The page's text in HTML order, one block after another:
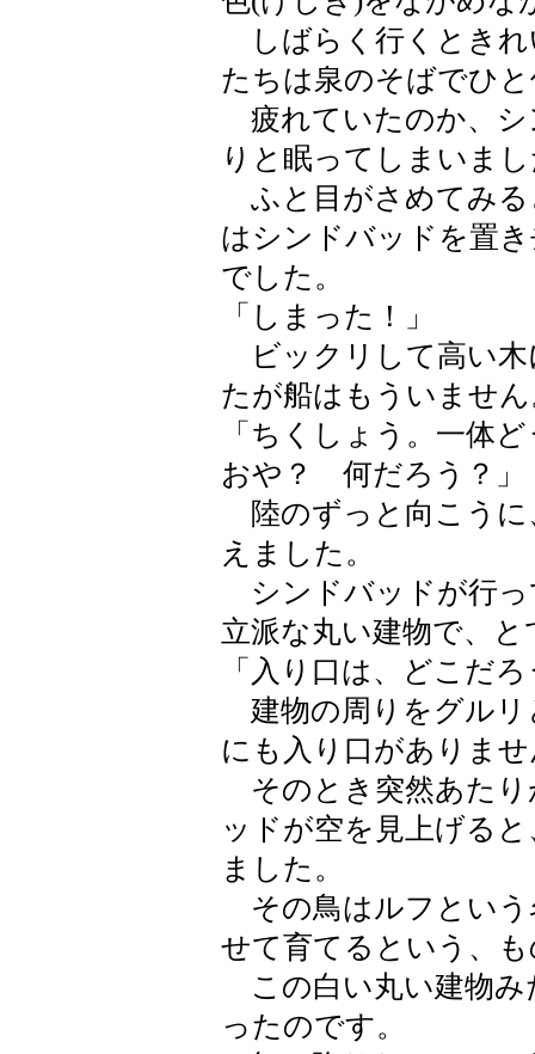
しばらく行くときれ
たちは泉のそばでひ
疲れていたのか、シ
りと眠ってしまいま
ふと目がさめてみる
はシンドバッドを置
でした。
「しまった！」
ビックリして高い木
たが船はもういませ
「ちくしょう。一体
おや？ 何だろう？」
陸のずっと向こうに
えました。
シンドバッドが行っ
立派な丸い建物で、
「入り口は、どこだ
建物の周りをグルリ
にも入り口がありま
そのとき突然あたり
ッドが空を見上げる
ました。
その鳥はルフという
せて育てるという、
この白い丸い建物み
ったのです。